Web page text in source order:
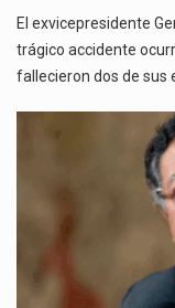
El exvicepresidente
trágico accidente
fallecieron dos de sus